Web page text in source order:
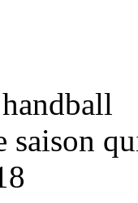
saison